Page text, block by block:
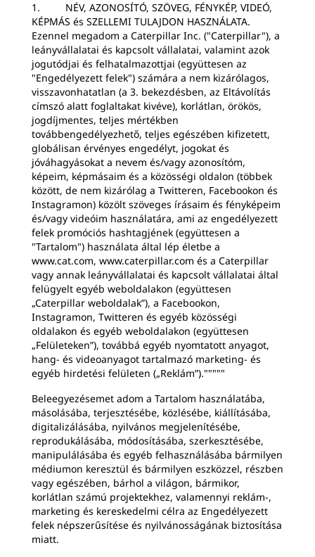
1. NÉV, AZONOSÍTÓ, SZÖVEG, FÉNYKÉP, VIDEÓ,
KÉPMÁS és SZELLEMI TULAJDON HASZNÁLATA.
Ezennel megadom a Caterpillar Inc. ("Caterpillar"), a
leányvállalatai és kapcsolt vállalatai, valamint azok
jogutódjai és felhatalmazottjai (együttesen az
"Engedélyezett felek") számára a nem kizárólagos,
visszavonhatatlan (a 3. bekezdésben, az Eltávolítás
címszó alatt foglaltakat kivéve), korlátlan, örökös,
jogdíjmentes, teljes mértékben
továbbengedélyezhető, teljes egészében kifizetett,
globálisan érvényes engedélyt, jogokat és
jóváhagyásokat a nevem és/vagy azonosítóm,
képeim, képmásaim és a közösségi oldalon (többek
között, de nem kizárólag a Twitteren, Facebookon és
Instagramon) közölt szöveges írásaim és fényképeim
és/vagy videóim használatára, ami az engedélyezett
felek promóciós hashtagjének (együttesen a
"Tartalom") használata által lép életbe a
www.cat.com, www.caterpillar.com és a Caterpillar
vagy annak leányvállalatai és kapcsolt vállalatai által
felügyelt egyéb weboldalakon (együttesen
„Caterpillar weboldalak”), a Facebookon,
Instagramon, Twitteren és egyéb közösségi
oldalakon és egyéb weboldalakon (együttesen
„Felületeken”), továbbá egyéb nyomtatott anyagot,
hang- és videoanyagot tartalmazó marketing- és
egyéb hirdetési felületen („Reklám”)."""""
Beleegyezésemet adom a Tartalom használatába,
másolásába, terjesztésébe, közlésébe, kiállításába,
digitalizálásába, nyilvános megjelenítésébe,
reprodukálásába, módosításába, szerkesztésébe,
manipulálásába és egyéb felhasználásába bármilyen
médiumon keresztül és bármilyen eszközzel, részben
vagy egészében, bárhol a világon, bármikor,
korlátlan számú projektekhez, valamennyi reklám-,
marketing és kereskedelmi célra az Engedélyezett
felek népszerűsítése és nyilvánosságának biztosítása
miatt.